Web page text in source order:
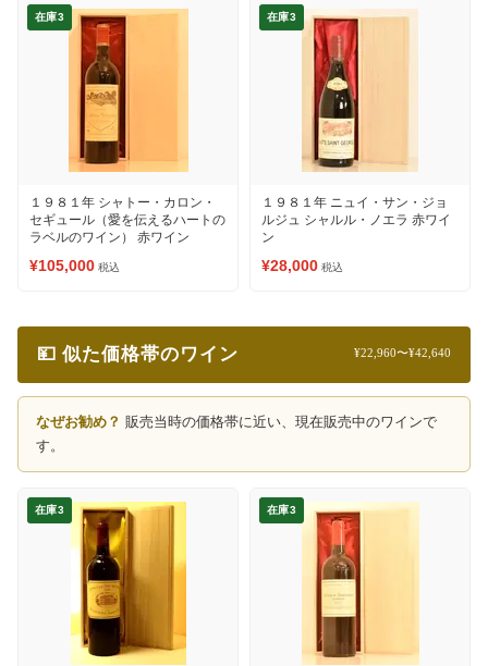
在庫3
１９８１年 シャトー・カロン・
セギュール（愛を伝えるハートの
ラベルのワイン） 赤ワイン
¥105,000 税込
在庫3
１９８１年 ニュイ・サン・ジョ
ルジュ シャルル・ノエラ 赤ワイ
ン
¥28,000 税込
💴 似た価格帯のワイン ¥22,960〜¥42,640
なぜお勧め？ 販売当時の価格帯に近い、現在販売中のワインで
す。
在庫3 在庫3